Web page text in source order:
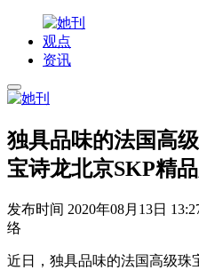
观点
资讯
独具品味的法国高
宝诗龙北京SKP精
发布时间 2020年08月13日
络
近日，独具品味的法国高级珠